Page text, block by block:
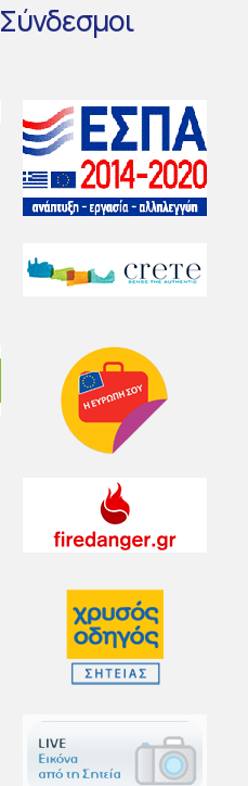
Σύνδεσμοι